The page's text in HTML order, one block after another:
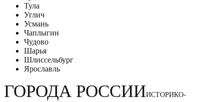
Тула
Углич
Усмань
Чаплыгин
Чудово
Шарья
Шлиссельбург
Ярославль
ГОРОДА РОССИИИСТОРИКО-